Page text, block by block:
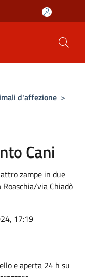
d'affezione >
Cani
zampe in due
via Chiadò
17:19
e aperta 24 h su